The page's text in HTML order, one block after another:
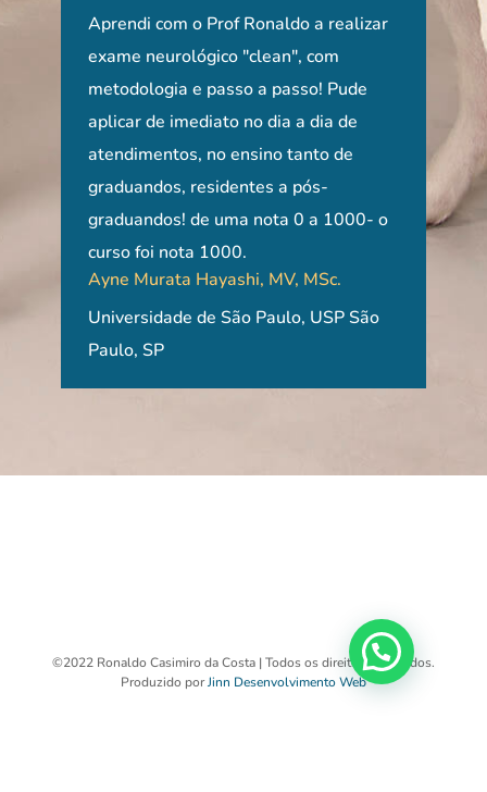
Aprendi com o Prof Ronaldo a realizar
exame neurológico "clean", com
metodologia e passo a passo! Pude
aplicar de imediato no dia a dia de
atendimentos, no ensino tanto de
graduandos, residentes a pós-
graduandos! de uma nota 0 a 1000- o
curso foi nota 1000.
Ayne Murata Hayashi, MV, MSc.
Universidade de São Paulo, USP São
Paulo, SP
©2022 Ronaldo Casimiro da Costa | Todos os direitos reservados.
Produzido porJinn Desenvolvimento Web